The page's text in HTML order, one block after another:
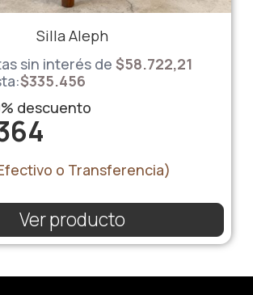
Silla Aleph
sin interés de $58.722,21
$335.456
descuento
o Transferencia)
Ver producto